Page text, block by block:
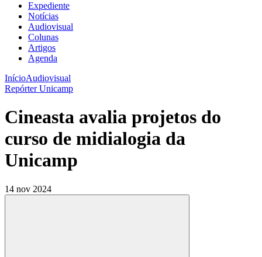
Expediente
Notícias
Audiovisual
Colunas
Artigos
Agenda
InícioAudiovisual
Repórter Unicamp
Cineasta avalia projetos do
curso de midialogia da
Unicamp
14 nov 2024